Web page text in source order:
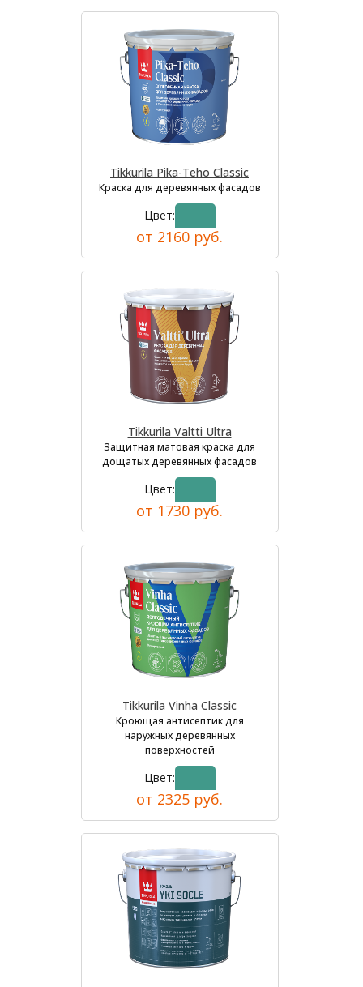
Tikkurila Pika-Teho Classic
Краска для деревянных фасадов
Цвет:
от 2160 руб.
Tikkurila Valtti Ultra
Защитная матовая краска для
дощатых деревянных фасадов
Цвет:
от 1730 руб.
Tikkurila Vinha Classic
Кроющая антисептик для
наружных деревянных
поверхностей
Цвет:
от 2325 руб.